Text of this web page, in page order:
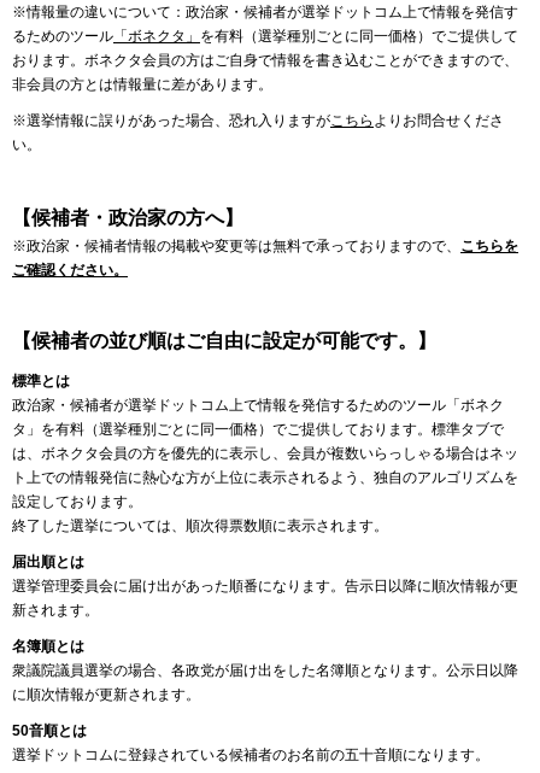
※情報量の違いについて：政治家・候補者が選挙ドットコム上で情報を発信す
るためのツール 「ボネクタ」 を有料（選挙種別ごとに同一価格）でご提供して
おります。ボネクタ会員の方はご自身で情報を書き込むことができますので、
非会員の方とは情報量に差があります。
※選挙情報に誤りがあった場合、恐れ入りますがこちら よりお問合せくださ
い。
【候補者・政治家の方へ】
※政治家・候補者情報の掲載や変更等は無料で承っておりますので、 こちらを
ご確認ください。
【候補者の並び順はご自由に設定が可能です。】
標準とは
政治家・候補者が選挙ドットコム上で情報を発信するためのツール「ボネク
タ」を有料（選挙種別ごとに同一価格）でご提供しております。標準タブで
は、ボネクタ会員の方を優先的に表示し、会員が複数いらっしゃる場合はネッ
ト上での情報発信に熱心な方が上位に表示されるよう、独自のアルゴリズムを
設定しております。
終了した選挙については、順次得票数順に表示されます。
届出順とは
選挙管理委員会に届け出があった順番になります。告示日以降に順次情報が更
新されます。
名簿順とは
衆議院議員選挙の場合、各政党が届け出をした名簿順となります。公示日以降
に順次情報が更新されます。
50音順とは
選挙ドットコムに登録されている候補者のお名前の五十音順になります。